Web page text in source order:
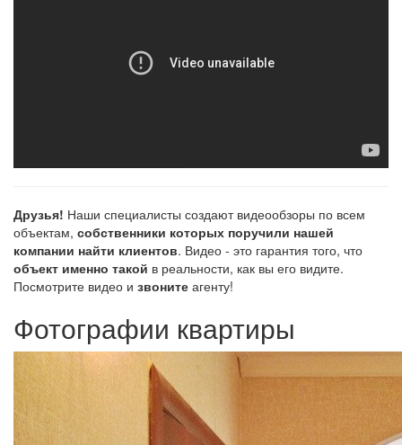
Друзья! Наши специалисты создают видеообзоры по всем
объектам, собственники которых поручили нашей
компании найти клиентов. Видео - это гарантия того, что
объект именно такой в реальности, как вы его видите.
Посмотрите видео и звоните агенту!
Фотографии квартиры